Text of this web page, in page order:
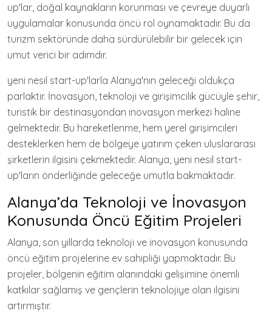
up'lar, doğal kaynakların korunması ve çevreye duyarlı
uygulamalar konusunda öncü rol oynamaktadır. Bu da
turizm sektöründe daha sürdürülebilir bir gelecek için
umut verici bir adımdır.
yeni nesil start-up'larla Alanya'nın geleceği oldukça
parlaktır. İnovasyon, teknoloji ve girişimcilik gücüyle şehir,
turistik bir destinasyondan inovasyon merkezi haline
gelmektedir. Bu hareketlenme, hem yerel girişimcileri
desteklerken hem de bölgeye yatırım çeken uluslararası
şirketlerin ilgisini çekmektedir. Alanya, yeni nesil start-
up'ların önderliğinde geleceğe umutla bakmaktadır.
Alanya’da Teknoloji ve İnovasyon
Konusunda Öncü Eğitim Projeleri
Alanya, son yıllarda teknoloji ve inovasyon konusunda
öncü eğitim projelerine ev sahipliği yapmaktadır. Bu
projeler, bölgenin eğitim alanındaki gelişimine önemli
katkılar sağlamış ve gençlerin teknolojiye olan ilgisini
artırmıştır.